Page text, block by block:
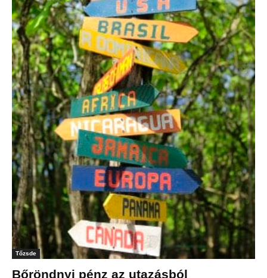
Tőzsde
Bőröndnyi pénz az utazásból